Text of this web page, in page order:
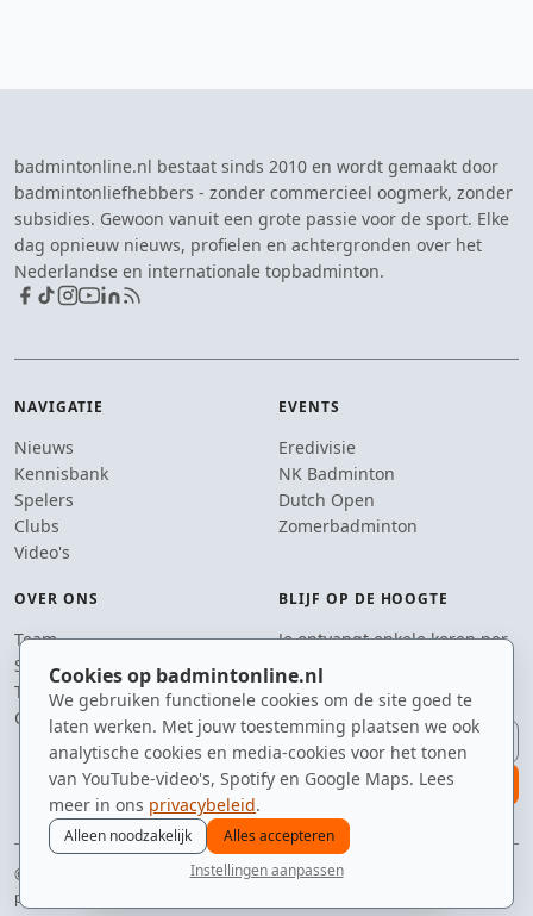
Cookies op badmintonline.nl
We gebruiken functionele cookies om de site goed te
laten werken. Met jouw toestemming plaatsen we ook
analytische cookies en media-cookies voor het tonen
van YouTube-video's, Spotify en Google Maps. Lees
meer in ons privacybeleid.
Alleen noodzakelijk
Alles accepteren
Instellingen aanpassen
badmintonline.nl bestaat sinds 2010 en wordt gemaakt door
badmintonliefhebbers - zonder commercieel oogmerk, zonder
subsidies. Gewoon vanuit een grote passie voor de sport. Elke
dag opnieuw nieuws, profielen en achtergronden over het
Nederlandse en internationale topbadminton.
NAVIGATIE
Nieuws
Kennisbank
Spelers
Clubs
Video's
EVENTS
Eredivisie
NK Badminton
Dutch Open
Zomerbadminton
OVER ONS
Team
Supporters
Tip de redactie
Contact
BLIJF OP DE HOOGTE
Je ontvangt enkele keren per
jaar een e-mail met het
laatste badmintonnieuws.
E-mailadres
aanmelden
© 2010–2026 badmintonline.nl · gemaakt met shuttle, net en veel koffie
privacy
spelers ranglijst zomer